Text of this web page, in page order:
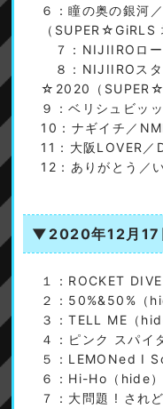
６：瞳の奥の銀河
（SUPER☆GiRLS
７：NIJIIROロー
８：NIJIIROスタ
☆2020（
９：ベリシュビッ
10：ナギイチ／
11：大阪LOVER／
12：ありがとう／
▼2020年12月17
１：ROCKET
２：50%&50%（
３：TELL ME（
４：ピンク スパイ
５：LEMONed I
６：Hi-Ho（hide）
７：大問題 ! され